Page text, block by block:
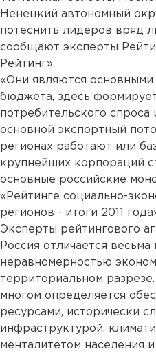
Ненецкий автономный
потеснить лидеров вряд
сообщают эксперты
Рейтинг».
«Они являются
бюджета, здесь
потребительского спроса
основной экспортный
регионах работают или
крупнейших корпораций
основные российские
«Рейтинге социально-
регионов - итоги 2011
Эксперты рейтингового
Россия отличается весьма
неравномерностью
территориальном
многом определяется
ресурсами, исторически
инфраструктурой,
менталитетом населения